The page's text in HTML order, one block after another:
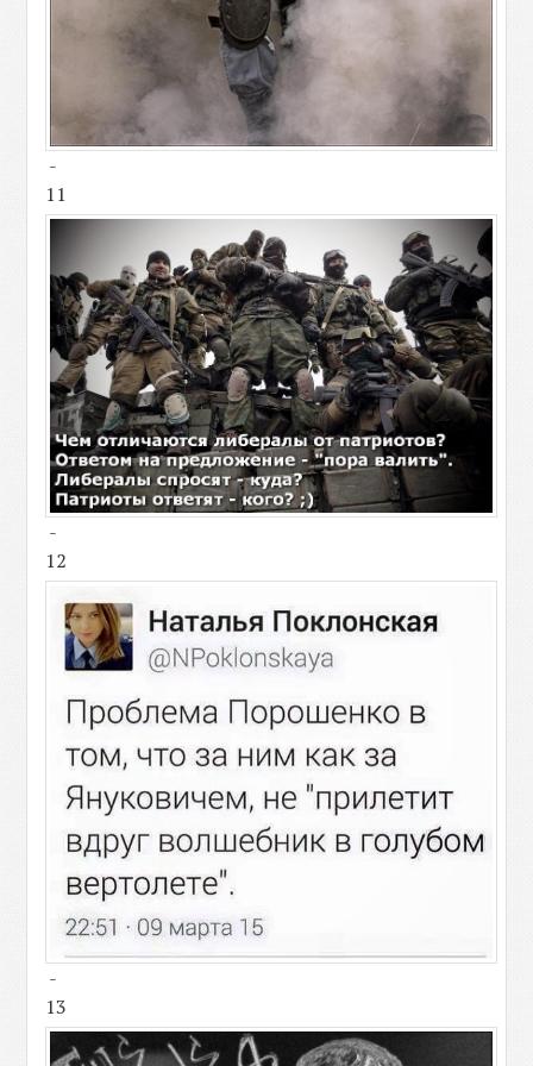
-
11
-
12
-
13